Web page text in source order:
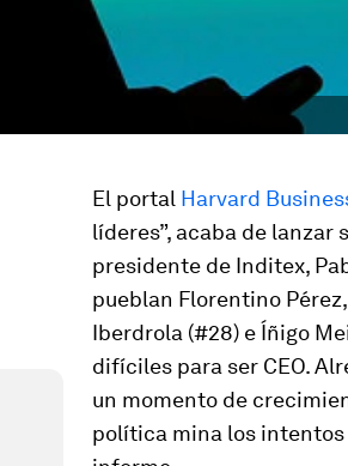
El portal Harvard
líderes”, acaba de lanzar
presidente de Inditex,
pueblan Florentino Pérez,
Iberdrola (#28) e Íñigo
difíciles para ser CEO.
un momento de
política mina los intentos